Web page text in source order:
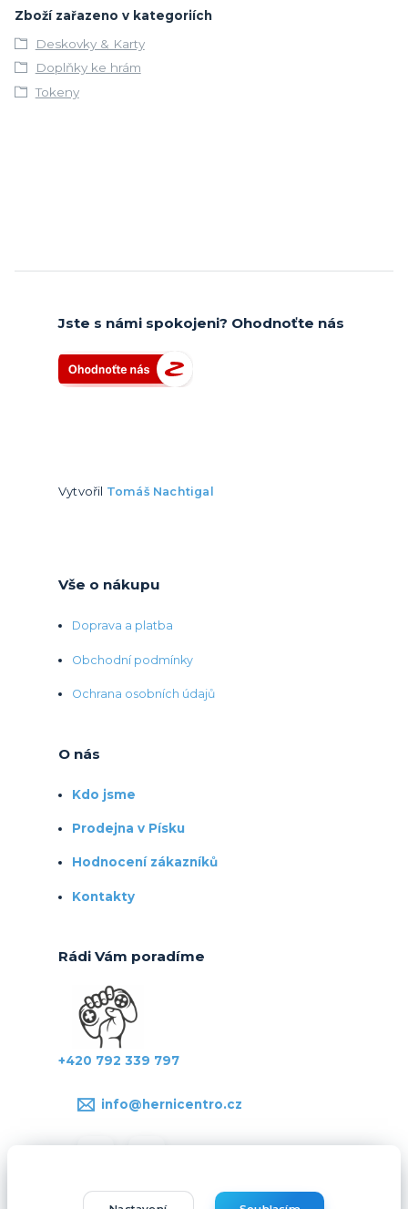
Zboží zařazeno v kategoriích
Deskovky & Karty
Doplňky ke hrám
Tokeny
Jste s námi spokojeni? Ohodnoťte nás
Vytvořil Tomáš Nachtigal
Vše o nákupu
Doprava a platba
Obchodní podmínky
Ochrana osobních údajů
O nás
Kdo jsme
Prodejna v Písku
Hodnocení zákazníků
Kontakty
Rádi Vám poradíme
+420 792 339 797
info@hernicentro.cz